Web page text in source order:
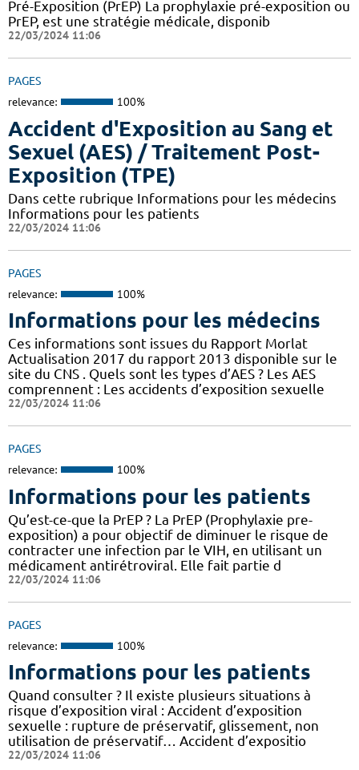
Pré-Exposition (PrEP) La prophylaxie pré-exposition ou
PrEP, est une stratégie médicale, disponib
22/03/2024 11:06
PAGES
relevance: 100%
Accident d'Exposition au Sang et
Sexuel (AES) / Traitement Post-
Exposition (TPE)
Dans cette rubrique Informations pour les médecins
Informations pour les patients
22/03/2024 11:06
PAGES
relevance: 100%
Informations pour les médecins
Ces informations sont issues du Rapport Morlat
Actualisation 2017 du rapport 2013 disponible sur le
site du CNS . Quels sont les types d’AES ? Les AES
comprennent : Les accidents d’exposition sexuelle
22/03/2024 11:06
PAGES
relevance: 100%
Informations pour les patients
Qu’est-ce-que la PrEP ? La PrEP (Prophylaxie pre-
exposition) a pour objectif de diminuer le risque de
contracter une infection par le VIH, en utilisant un
médicament antirétroviral. Elle fait partie d
22/03/2024 11:06
PAGES
relevance: 100%
Informations pour les patients
Quand consulter ? Il existe plusieurs situations à
risque d’exposition viral : Accident d’exposition
sexuelle : rupture de préservatif, glissement, non
utilisation de préservatif… Accident d’expositio
22/03/2024 11:06